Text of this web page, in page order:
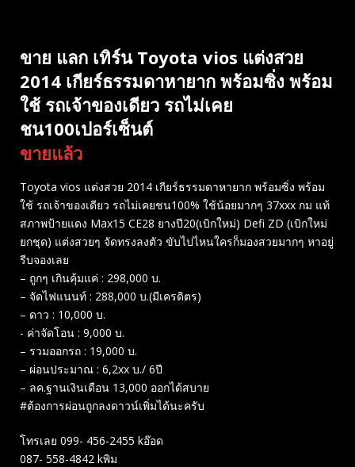
ขาย แลก เทิร์น Toyota vios แต่งสวย
2014 เกียร์ธรรมดาหายาก พร้อมซิ่ง พร้อม
ใช้ รถเจ้าของเดียว รถไม่เคย
ชน100เปอร์เซ็นต์
ขายแล้ว
Toyota vios แต่งสวย 2014 เกียร์ธรรมดาหายาก พร้อมซิ่ง พร้อม
ใช้ รถเจ้าของเดียว รถไม่เคยชน100% ใช้น้อยมากๆ 37xxx กม แท้
สภาพป้ายแดง Max15 CE28​ ยางปี20(เบิกใหม่) Defi ZD (เบิกใหม่
ยกชุด) แต่งสวยๆ จัดทรงลงตัว ขับไปไหนใครก็มองสวยมากๆ หาอยู่
รีบจองเลย
– ถูกๆ เกินคุ้มแค่ : 298,000 บ.
– จัดไฟแนนท์ : 288,000 บ.(มีเครดิตร)​
– ดาว : 10,000 บ.
-​ ค่าจัดโอน : 9,000 บ.
– รวมออกรถ : 19,000 บ.
– ผ่อนประมาณ : 6,2xx บ./ 6ปี
– ลค.ฐานเงินเดือน 13,000 ออกได้สบาย
#ต้องการผ่อนถูกลงดาวน์เพิ่มได้นะครับ
โทรเลย 099- 456-2455 kอ๊อด
087- 558-4842 kพิม